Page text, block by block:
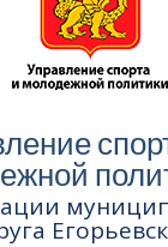
Егорьевск